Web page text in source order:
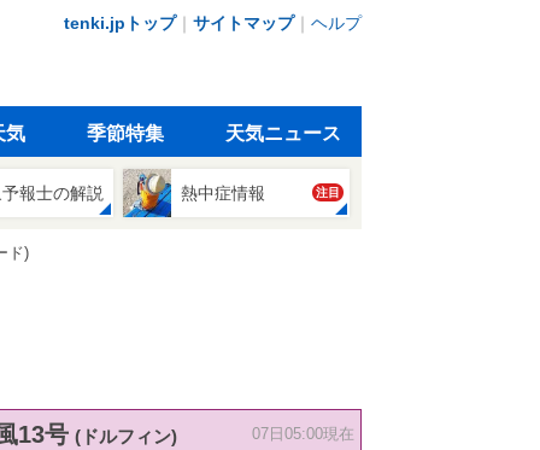
tenki.jpトップ｜ サイトマップ｜ ヘルプ
気 季節特集 天気ニュース
報士の解説 熱中症情報 注目
ド)
13号 (ドルフィン) 07日05:00現在